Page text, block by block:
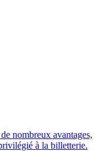
nombreux avantages,
à la billetterie.